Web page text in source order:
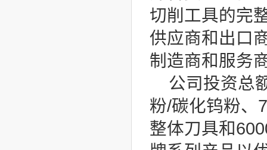
切削工具的完
供应商和出口
制造商和服务
公司投资总
粉/碳化钨粉、
整体刀具和